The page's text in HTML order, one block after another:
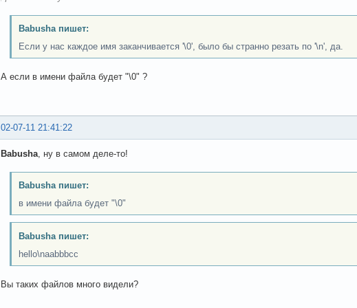
Babusha пишет:
Если у нас каждое имя заканчивается '\0', было бы странно резать по '\n', да.
А если в имени файла будет "\0" ?
02-07-11 21:41:22
Babusha , ну в самом деле-то!
Babusha пишет:
в имени файла будет "\0"
Babusha пишет:
hello\naabbbcc
Вы таких файлов много видели?